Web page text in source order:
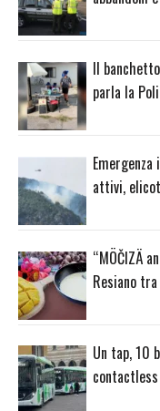
Il
parla la
attivi,
“MÖČIZÄ
Resiano
Un tap, 10